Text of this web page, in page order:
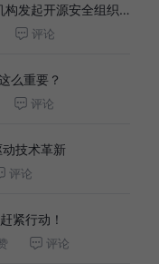
发起开源安全组织
评论
么重要？
评论
技术革新
评论
紧行动！
评论